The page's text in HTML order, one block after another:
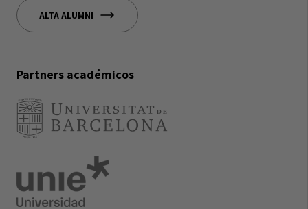
ALTA ALUMNI
Partners académicos